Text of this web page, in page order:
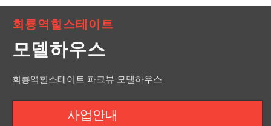
회룡역힐스테이트
모델하우스
회룡역힐스테이트 파크뷰 모델하우스
사업안내